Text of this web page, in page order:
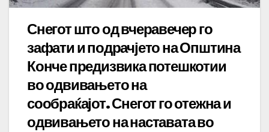
Снегот што од вчеравечер го
зафати и подрачјето на Општина
Конче предизвика потешкотии
во одвивањето на
сообраќајот. Снегот го отежна и
одвивањето на наставата во